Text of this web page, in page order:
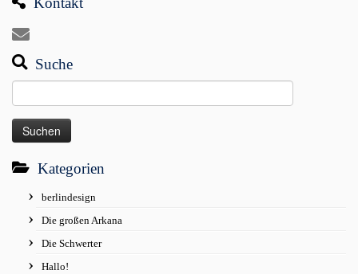
Suche
nach:
Kategorien
berlindesign
Die großen Arkana
Die Schwerter
Hallo!